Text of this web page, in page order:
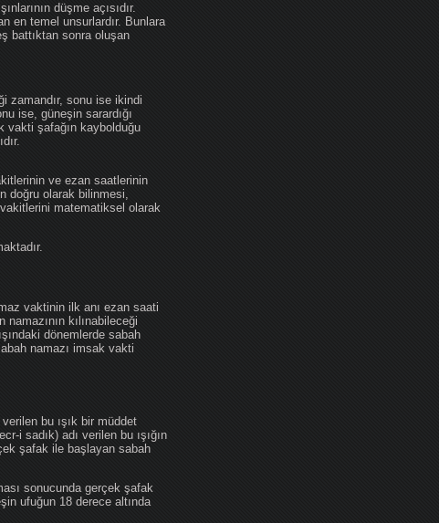
düşme açısıdır.
en temel unsurlardır. Bunlara
battıktan sonra oluşan
zamandır, sonu ise ikindi
ise, güneşin sarardığı
vakti şafağın kaybolduğu
ve ezan saatlerinin
doğru olarak bilinmesi,
vakitlerini matematiksel olarak
vaktinin ilk anı ezan saati
kılınabileceği
dönemlerde sabah
namazı imsak vakti
bu ışık bir müddet
i sadık) adı verilen bu ışığın
şafak ile başlayan sabah
sonucunda gerçek şafak
ufuğun 18 derece altında